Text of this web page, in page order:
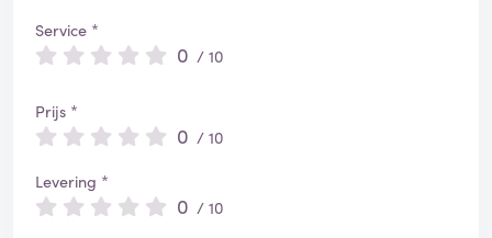
Service *
0 / 10
Prijs *
0 / 10
Levering *
0 / 10